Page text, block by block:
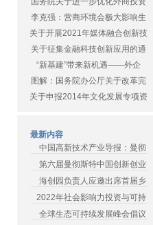
李克强：营商环境会极大影响生
关于开展2021年媒体融合创新技
关于征集金融科技创新应用的通
“新基建”带来新机遇——外企
图解：国务院办公厅关于改革完
关于申报2014年文化发展专项资
最新内容
中国高新技术产业导报：曼彻
第六届曼彻斯特中国创新创业
海创园负责人应邀出席首届乡
2022年社会影响力投资与可持
全球生态可持续发展峰会倡议